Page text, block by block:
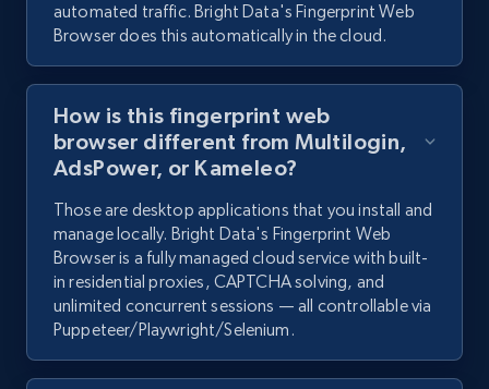
automated traffic. Bright Data's Fingerprint Web
Browser does this automatically in the cloud.
How is this fingerprint web
browser different from Multilogin,
AdsPower, or Kameleo?
Those are desktop applications that you install and
manage locally. Bright Data's Fingerprint Web
Browser is a fully managed cloud service with built-
in residential proxies, CAPTCHA solving, and
unlimited concurrent sessions — all controllable via
Puppeteer/Playwright/Selenium.